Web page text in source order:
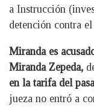
a Instrucción
detención contra
Miranda es
Miranda Zepeda,
en la tarifa del
jueza no entró a